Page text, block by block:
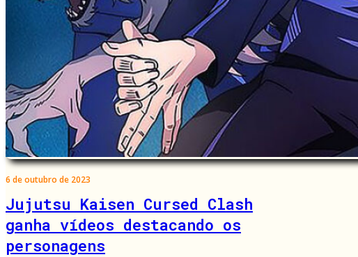
6 de outubro de 2023
Jujutsu Kaisen Cursed Clash
ganha vídeos destacando os
personagens